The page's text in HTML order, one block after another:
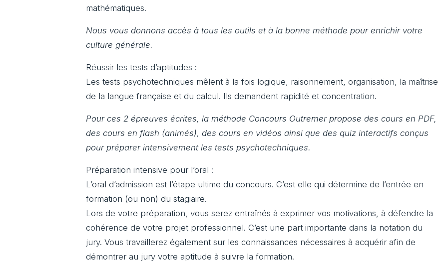
mathématiques.
Nous vous donnons accès à tous les outils et à la bonne méthode pour enrichir votre
culture générale.
Réussir les tests d’aptitudes :
Les tests psychotechniques mêlent à la fois logique, raisonnement, organisation, la maîtrise
de la langue française et du calcul. Ils demandent rapidité et concentration.
Pour ces 2 épreuves écrites, la méthode Concours Outremer propose des cours en PDF,
des cours en flash (animés), des cours en vidéos ainsi que des quiz interactifs conçus
pour préparer intensivement les tests psychotechniques.
Préparation intensive pour l’oral :
L’oral d’admission est l’étape ultime du concours. C’est elle qui détermine de l’entrée en
formation (ou non) du stagiaire.
Lors de votre préparation, vous serez entraînés à exprimer vos motivations, à défendre la
cohérence de votre projet professionnel. C’est une part importante dans la notation du
jury. Vous travaillerez également sur les connaissances nécessaires à acquérir afin de
démontrer au jury votre aptitude à suivre la formation.